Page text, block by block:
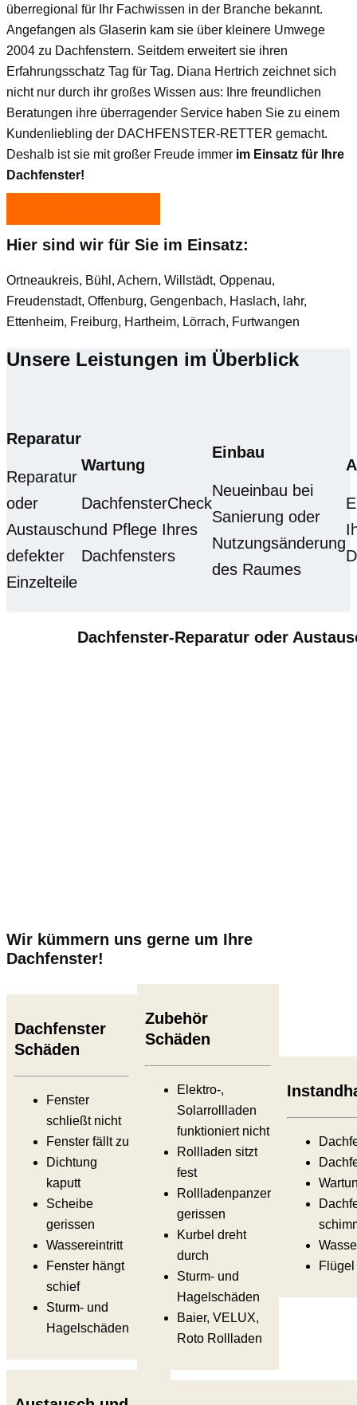
überregional für Ihr Fachwissen in der Branche bekannt.
Angefangen als Glaserin kam sie über kleinere Umwege
2004 zu Dachfenstern. Seitdem erweitert sie ihren
Erfahrungsschatz Tag für Tag. Diana Hertrich zeichnet sich
nicht nur durch ihr großes Wissen aus: Ihre freundlichen
Beratungen ihre überragender Service haben Sie zu einem
Kundenliebling der DACHFENSTER-RETTER gemacht.
Deshalb ist sie mit großer Freude immer im Einsatz für Ihre
Dachfenster!
Hier sind wir für Sie im Einsatz:
Ortneaukreis, Bühl, Achern, Willstädt, Oppenau,
Freudenstadt, Offenburg, Gengenbach, Haslach, lahr,
Ettenheim, Freiburg, Hartheim, Lörrach, Furtwangen
Unsere Leistungen im Überblick
Reparatur
Reparatur
oder
Austausch
defekter
Einzelteile
Wartung
DachfensterCheck
und Pflege Ihres
Dachfensters
Einbau
Neueinbau bei
Sanierung oder
Nutzungsänderung
des Raumes
Dachfenster-Reparatur oder
Wir kümmern uns gerne um Ihre
Dachfenster!
Dachfenster
Schäden
Fenster
schließt nicht
Fenster fällt zu
Dichtung
kaputt
Scheibe
gerissen
Wassereintritt
Fenster hängt
schief
Sturm- und
Hagelschäden
Zubehör
Schäden
Elektro-,
Solarrollladen
funktioniert nicht
Rollladen sitzt
fest
Rollladenpanzer
gerissen
Kurbel dreht
durch
Sturm- und
Hagelschäden
Baier, VELUX,
Roto Rollladen